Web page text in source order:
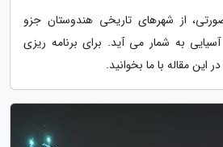
از شهرهای تاریخی هندوستان جزو
به شمار می آید. برای برنامه ریزی
این مقاله با ما بخوانید.